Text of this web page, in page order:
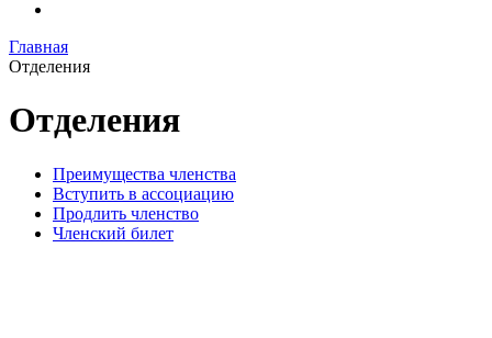
Главная
Отделения
Отделения
Преимущества членства
Вступить в ассоциацию
Продлить членство
Членский билет